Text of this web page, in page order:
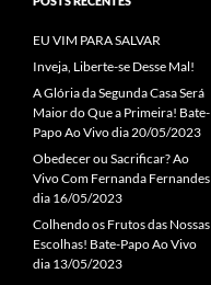
EU VIM PARA SALVAR
Inveja, Liberte-se Desse Mal!
A Glória da Segunda Casa Será
Maior do Que a Primeira! Bate-
Papo Ao Vivo dia 20/05/2023
Obedecer ou Sacrificar? Ao
Vivo Com Fernanda Fernandes
dia 16/05/2023
Colhendo os Frutos das Nossas
Escolhas! Bate-Papo Ao Vivo
dia 13/05/2023